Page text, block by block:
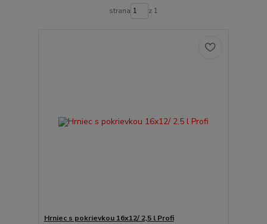
strana z 1
Hrniec s pokrievkou 16x12/ 2,5 l Profi